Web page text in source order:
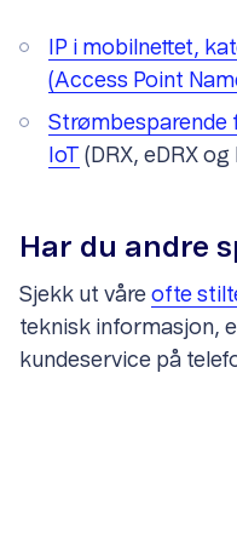
IP i mobilnettet,
(Access Point
Strømbesparende
IoT
(DRX, eDRX
Har du andre
Sjekk ut våre ofte
teknisk informasjon,
kundeservice på